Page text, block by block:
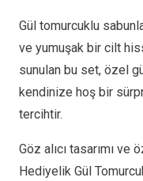
Gül tomurcuklu
ve yumuşak bir cilt
sunulan bu set, özel
kendinize hoş bir
tercihtir.
Göz alıcı tasarımı
Hediyelik Gül